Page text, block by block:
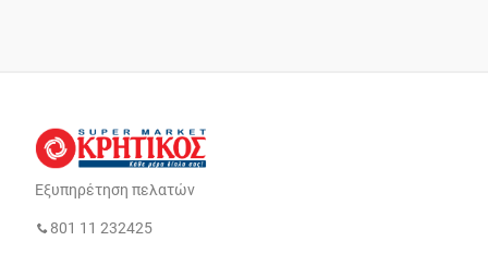
Εξυπηρέτηση πελατών
801 11 232425